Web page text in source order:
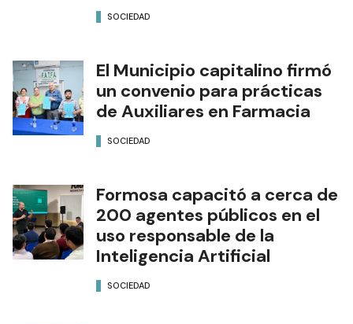
SOCIEDAD
El Municipio capitalino firmó
un convenio para prácticas
de Auxiliares en Farmacia
SOCIEDAD
Formosa capacitó a cerca de
200 agentes públicos en el
uso responsable de la
Inteligencia Artificial
SOCIEDAD